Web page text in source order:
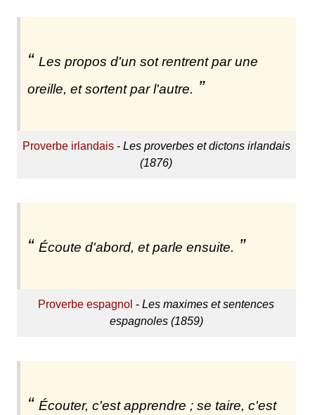
Les propos d'un sot rentrent par une
oreille, et sortent par l'autre.
Proverbe irlandais- Les proverbes et dictons irlandais
(1876)
Écoute d'abord, et parle ensuite.
Proverbe espagnol -Les maximes et sentences
espagnoles (1859)
Écouter, c'est apprendre ; se taire, c'est